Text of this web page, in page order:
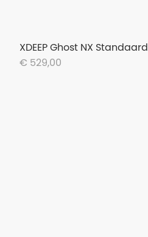
XDEEP Ghost NX Standaard
€ 529,00